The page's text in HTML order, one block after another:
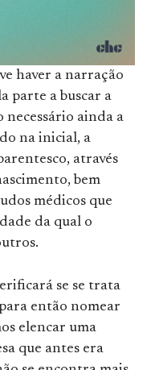
haver a narração
parte a buscar a
necessário ainda a
na inicial, a
através
bem
médicos que
da qual o
se se trata
então nomear
elencar uma
que antes era